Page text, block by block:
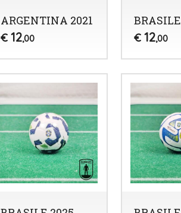
ARGENTINA 2021
€ 12,00 € 12,00